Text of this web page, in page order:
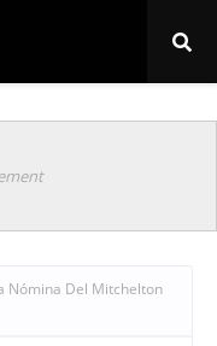
Nómina Del Mitchelton